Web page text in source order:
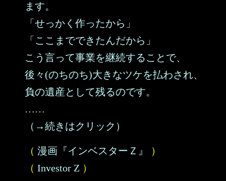
ます。
「せっかく作ったから」
「ここまでできたんだから」
こう言って事業を継続することで、
後々(のちのち)大きなツケを払わされ、
負の遺産として残るのです。
……
（→続きはクリック）
（ 漫画『インベスターＺ』
）
（ Investor Z ）